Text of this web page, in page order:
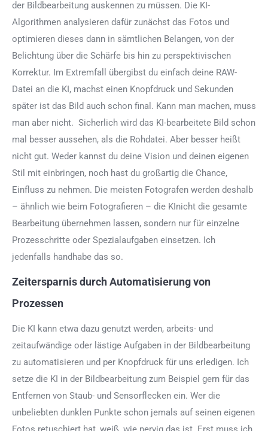
der Bildbearbeitung auskennen zu müssen. Die KI-
Algorithmen analysieren dafür zunächst das Fotos und
optimieren dieses dann in sämtlichen Belangen, von der
Belichtung über die Schärfe bis hin zu perspektivischen
Korrektur. Im Extremfall übergibst du einfach deine RAW-
Datei an die KI, machst einen Knopfdruck und Sekunden
später ist das Bild auch schon final. Kann man machen, muss
man aber nicht. Sicherlich wird das KI-bearbeitete Bild schon
mal besser aussehen, als die Rohdatei. Aber besser heißt
nicht gut. Weder kannst du deine Vision und deinen eigenen
Stil mit einbringen, noch hast du großartig die Chance,
Einfluss zu nehmen. Die meisten Fotografen werden deshalb
– ähnlich wie beim Fotografieren – die KInicht die gesamte
Bearbeitung übernehmen lassen, sondern nur für einzelne
Prozesschritte oder Spezialaufgaben einsetzen. Ich
jedenfalls handhabe das so.
Zeitersparnis durch Automatisierung von
Prozessen
Die KI kann etwa dazu genutzt werden, arbeits- und
zeitaufwändige oder lästige Aufgaben in der Bildbearbeitung
zu automatisieren und per Knopfdruck für uns erledigen. Ich
setze die KI in der Bildbearbeitung zum Beispiel gern für das
Entfernen von Staub- und Sensorflecken ein. Wer die
unbeliebten dunklen Punkte schon jemals auf seinen eigenen